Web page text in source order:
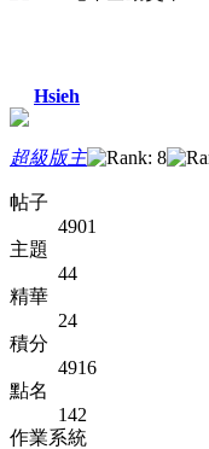
Hsieh
超級版主
帖子
4901
主題
44
精華
24
積分
4916
點名
142
作業系統